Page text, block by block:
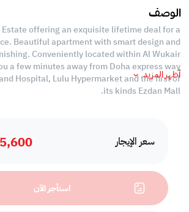
سعر الإيجار 5,600
استأجر الآن
الوصف
Estate offering an exquisite lifetime deal for a
Beautiful apartment with smart design and
Conveniently located within Al Wukair
a few minutes away from Doha express way
Hospital, Lulu Hypermarket and the first of
its kinds Ezdan Mall.
أظهر المزيد